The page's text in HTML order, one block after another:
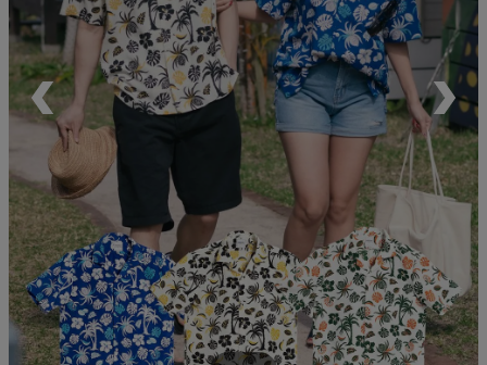
ランキング
新商品
再入荷商品
アウトレット
サイズから探す